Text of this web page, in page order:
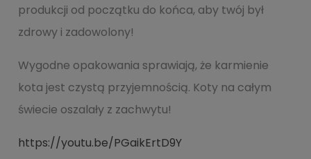
produkcji od początku do końca, aby twój był
zdrowy i zadowolony!
Wygodne opakowania sprawiają, że karmienie
kota jest czystą przyjemnością. Koty na całym
świecie oszalały z zachwytu!
https://youtu.be/PGaikErtD9Y